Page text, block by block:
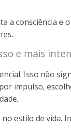
a consciência e
e mais
Isso não
impulso,
estilo de vida.